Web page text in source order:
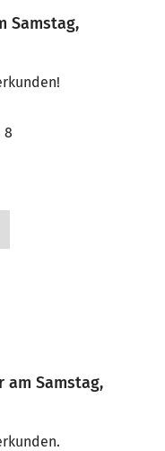
Samstag,
8
am Samstag,